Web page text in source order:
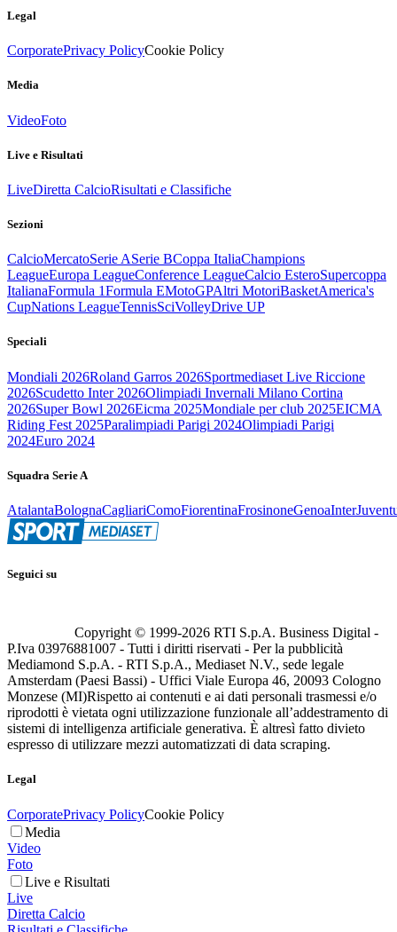
Legal
CorporatePrivacy PolicyCookie Policy
Media
VideoFoto
Live e Risultati
LiveDiretta CalcioRisultati e Classifiche
Sezioni
CalcioMercatoSerie ASerie BCoppa ItaliaChampions
LeagueEuropa LeagueConference LeagueCalcio EsteroSupercoppa
ItalianaFormula 1Formula EMotoGPAltri MotoriBasketAmerica's
CupNations LeagueTennisSciVolleyDrive UP
Speciali
Mondiali 2026Roland Garros 2026Sportmediaset Live Riccione
2026Scudetto Inter 2026Olimpiadi Invernali Milano Cortina
2026Super Bowl 2026Eicma 2025Mondiale per club 2025EICMA
Riding Fest 2025Paralimpiadi Parigi 2024Olimpiadi Parigi
2024Euro 2024
Squadra Serie A
AtalantaBolognaCagliariComoFiorentinaFrosinoneGenoaInter
Seguici su
Copyright © 1999-2026 RTI S.p.A. Business Digital -
P.Iva 03976881007 - Tutti i diritti riservati - Per la pubblicità
Mediamond S.p.A. - RTI S.p.A., Mediaset N.V., sede legale
Amsterdam (Paesi Bassi) - Uffici Viale Europa 46, 20093 Cologno
Monzese (MI)Rispetto ai contenuti e ai dati personali trasmessi e/o
riprodotti è vietata ogni utilizzazione funzionale all’addestramento di
sistemi di intelligenza artificiale generativa. È altresì fatto divieto
espresso di utilizzare mezzi automatizzati di data scraping.
Legal
CorporatePrivacy PolicyCookie Policy
Media
Video
Foto
Live e Risultati
Live
Diretta Calcio